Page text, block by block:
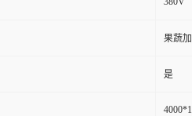
果蔬
是